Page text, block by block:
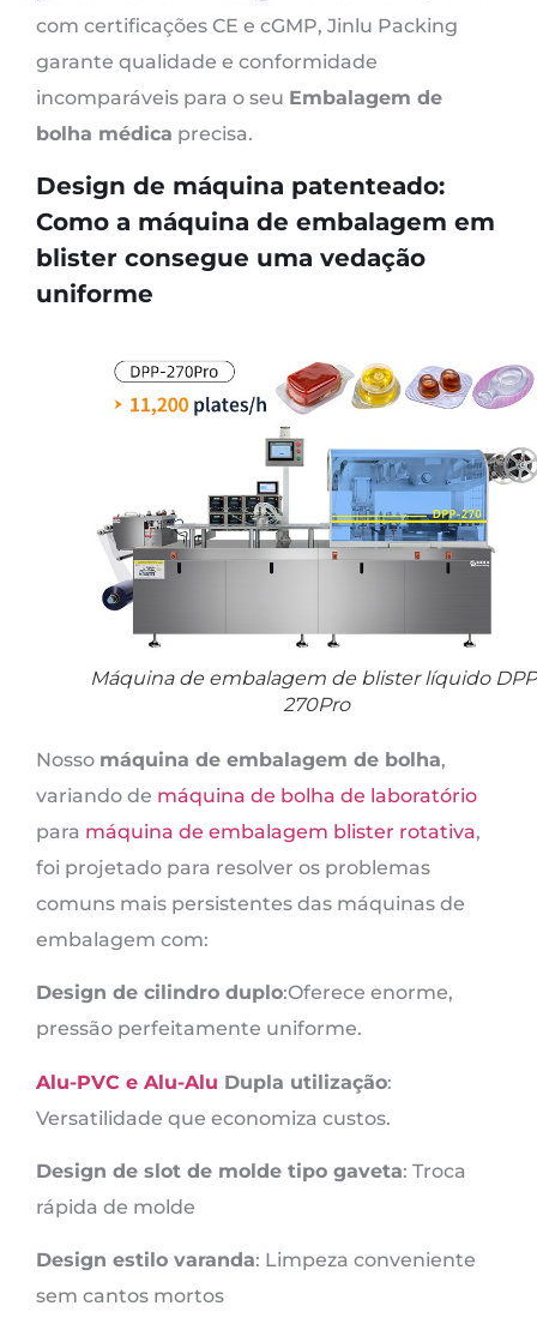
com certificações CE e cGMP, Jinlu Packing
garante qualidade e conformidade
incomparáveis ​​para o seu Embalagem de
bolha médica precisa.
Design de máquina patenteado:
Como a máquina de embalagem em
blister consegue uma vedação
uniforme
Máquina de embalagem de blister líquido
270Pro
Nosso máquina de embalagem de bolha,
variando de máquina de bolha de laboratório
para máquina de embalagem blister rotativa,
foi projetado para resolver os problemas
comuns mais persistentes das máquinas de
embalagem com:
Design de cilindro duplo:Oferece enorme,
pressão perfeitamente uniforme.
Alu-PVC e Alu-Alu Dupla utilização:
Versatilidade que economiza custos.
Design de slot de molde tipo gaveta: Troca
rápida de molde
Design estilo varanda: Limpeza conveniente
sem cantos mortos